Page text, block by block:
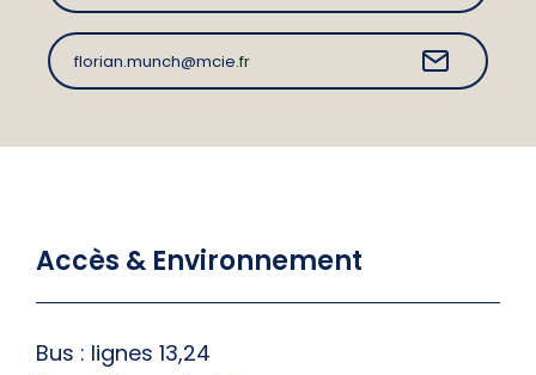
florian.munch@mcie.fr
Accès & Environnement
Bus : lignes 13,24